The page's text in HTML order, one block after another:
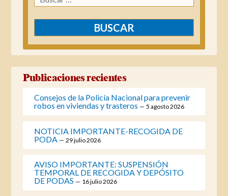
Publicaciones recientes
Consejos de la Policía Nacional para prevenir
robos en viviendas y trasteros
5 agosto 2026
NOTICIA IMPORTANTE-RECOGIDA DE
PODA
29 julio 2026
AVISO IMPORTANTE: SUSPENSIÓN
TEMPORAL DE RECOGIDA Y DEPÓSITO
DE PODAS
16 julio 2026